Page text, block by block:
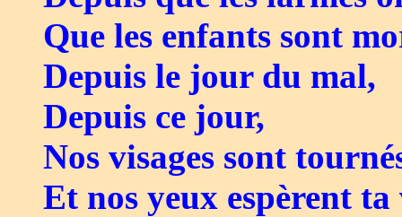
Que les enfants sont
Depuis le jour du mal,
Depuis ce jour,
Nos visages sont
Et nos yeux espèrent ta